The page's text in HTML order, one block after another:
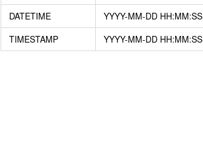
DATETIME
YYYY-MM-DD HH:MM:SS
TIMESTAMP
YYYY-MM-DD HH:MM:SS